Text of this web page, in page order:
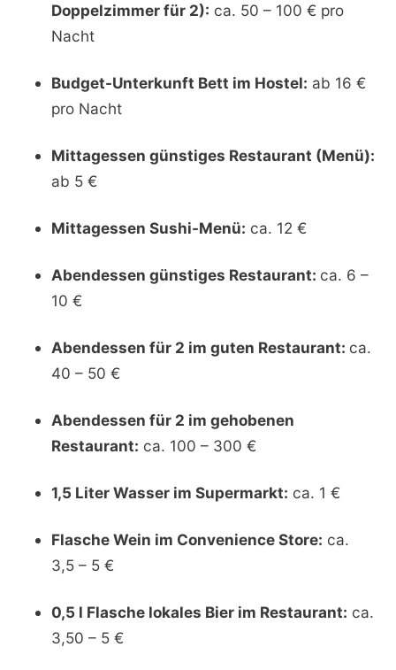
Doppelzimmer für 2): ca. 50 – 100 € pro
Nacht
Budget-Unterkunft Bett im Hostel: ab 16 €
pro Nacht
Mittagessen günstiges Restaurant (Menü):
ab 5 €
Mittagessen Sushi-Menü: ca. 12 €
Abendessen günstiges Restaurant: ca. 6 –
10 €
Abendessen für 2 im guten Restaurant: ca.
40 – 50 €
Abendessen für 2 im gehobenen
Restaurant: ca. 100 – 300 €
1,5 Liter Wasser im Supermarkt: ca. 1 €
Flasche Wein im Convenience Store: ca.
3,5 – 5 €
0,5 l Flasche lokales Bier im Restaurant: ca.
3,50 – 5 €